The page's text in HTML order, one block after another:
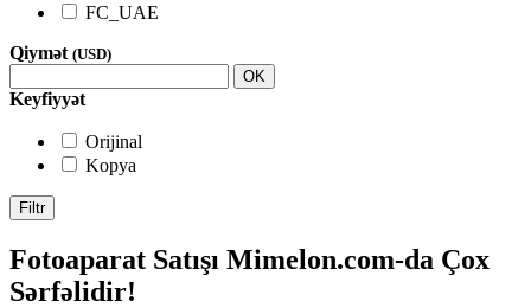
FC_UAE
Qiymət (USD)
OK
Keyfiyyət
Orijinal
Kopya
Filtr
Fotoaparat Satışı Mimelon.com-da Çox
Sərfəlidir!